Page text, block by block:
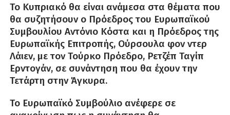
Το Κυπριακό θα είναι ανάμεσα στα θέματα που
θα συζητήσουν ο Πρόεδρος του Ευρωπαϊκού
Συμβουλίου Αντόνιο Κόστα και η Πρόεδρος της
Ευρωπαϊκής Επιτροπής, Ούρσουλα φον ντερ
Λάιεν, με τον Τούρκο Πρόεδρο, Ρετζέπ Ταγίπ
Ερντογάν, σε συνάντηση που θα έχουν την
Τετάρτη στην Άγκυρα.
Το Ευρωπαϊκό Συμβούλιο ανέφερε σε